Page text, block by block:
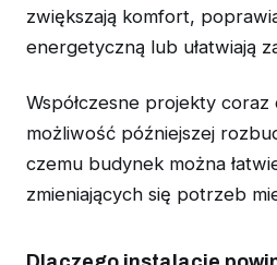
zwiększają komfort,
energetyczną lub ułatwiają
Współczesne projekty coraz
możliwość późniejszej
czemu budynek można
zmieniających się potrzeb